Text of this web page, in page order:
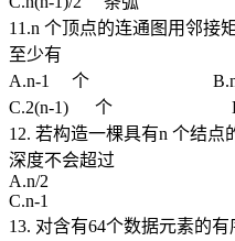
11.n 个顶点的连通图用邻接
至少有
A.n-1 个 B.n
C.2(n-1) 个
12. 若构造一棵具有n 个结
深度不会超过
A.n/2
C.n-1
13. 对含有64个数据元素的